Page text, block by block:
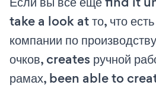
take a look at то, что
компании по
очков, creates ручной
рамах, been able to